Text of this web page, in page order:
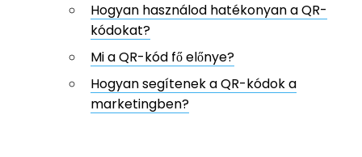
Hogyan használod hatékonyan a QR-
kódokat?
Mi a QR-kód fő előnye?
Hogyan segítenek a QR-kódok a
marketingben?